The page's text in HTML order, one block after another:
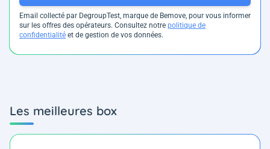
Email collecté par DegroupTest, marque de Bemove, pour vous informer
sur les offres des opérateurs. Consultez notre politique de
confidentialité et de gestion de vos données.
Les meilleures box